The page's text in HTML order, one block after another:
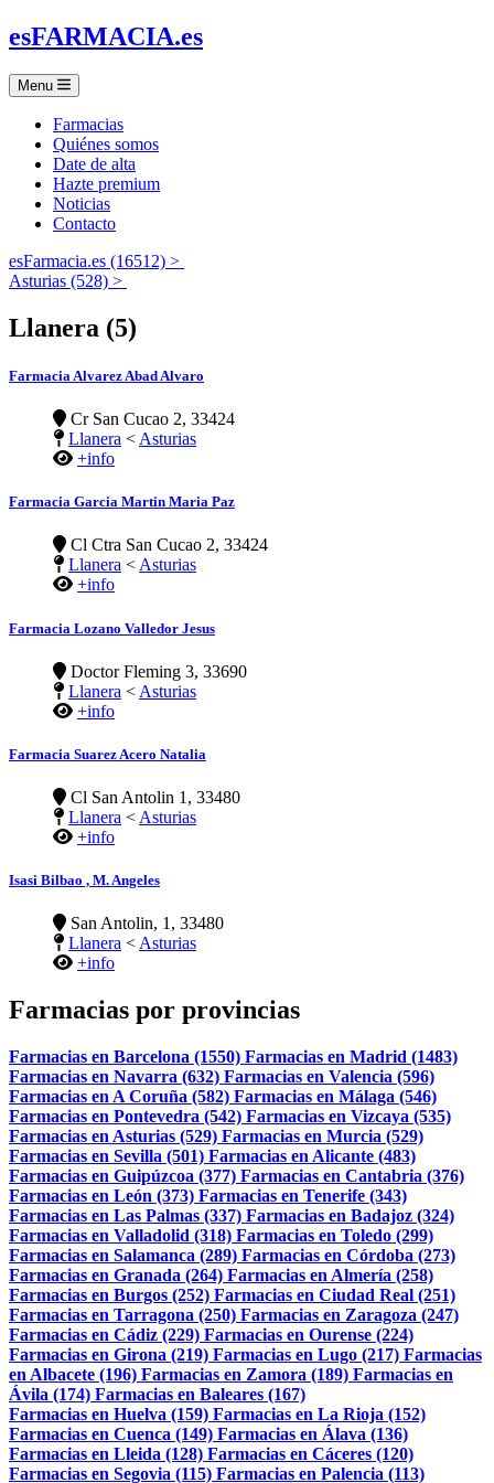
esFARMACIA.es
Menu
Farmacias
Quiénes somos
Date de alta
Hazte premium
Noticias
Contacto
esFarmacia.es (16512) >
Asturias (528) >
Llanera (5)
Farmacia Alvarez Abad Alvaro
Cr San Cucao 2, 33424
Llanera < Asturias
+info
Farmacia Garcia Martin Maria Paz
Cl Ctra San Cucao 2, 33424
Llanera <Asturias
+info
Farmacia Lozano Valledor Jesus
Doctor Fleming 3, 33690
Llanera < Asturias
+info
Farmacia Suarez Acero Natalia
Cl San Antolin 1, 33480
Llanera < Asturias
+info
Isasi Bilbao , M. Angeles
San Antolin, 1, 33480
Llanera <Asturias
+info
Farmacias por provincias
Farmacias en Barcelona (1550) Farmacias en Madrid (1483)
Farmacias en Navarra (632) Farmacias en Valencia (596)
Farmacias en A Coruña (582) Farmacias en Málaga (546)
Farmacias en Pontevedra (542) Farmacias en Vizcaya (535)
Farmacias en Asturias (529) Farmacias en Murcia (529)
Farmacias en Sevilla (501) Farmacias en Alicante (483)
Farmacias en Guipúzcoa (377) Farmacias en Cantabria (376)
Farmacias en León (373) Farmacias en Tenerife (343)
Farmacias en Las Palmas (337) Farmacias en Badajoz (324)
Farmacias en Valladolid (318) Farmacias en Toledo (299)
Farmacias en Salamanca (289) Farmacias en Córdoba (273)
Farmacias en Granada (264) Farmacias en Almería (258)
Farmacias en Burgos (252) Farmacias en Ciudad Real (251)
Farmacias en Tarragona (250) Farmacias en Zaragoza (247)
Farmacias en Cádiz (229) Farmacias en Ourense (224)
Farmacias en Girona (219) Farmacias en Lugo (217) Farmacias
en Albacete (196) Farmacias en Zamora (189) Farmacias en
Ávila (174) Farmacias en Baleares (167)
Farmacias en Huelva (159) Farmacias en La Rioja (152)
Farmacias en Cuenca (149) Farmacias en Álava (136)
Farmacias en Lleida (128) Farmacias en Cáceres (120)
Farmacias en Segovia (115) Farmacias en Palencia (113)